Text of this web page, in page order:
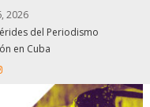
2026
del Periodismo
en Cuba